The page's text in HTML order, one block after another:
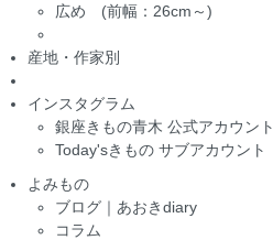
広め (前幅：26cm～)
産地・作家別
インスタグラム
銀座きもの青木 公式アカウント
Today'sきもの サブアカウント
よみもの
ブログ｜あおきdiary
コラム